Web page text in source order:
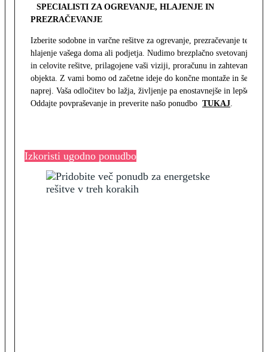
SPECIALISTI ZA OGREVANJE, HLAJENJE IN
PREZRAČEVANJE
Izberite sodobne in varčne rešitve za ogrevanje, prezračevanje ter
hlajenje vašega doma ali podjetja. Nudimo brezplačno svetovanje
in celovite rešitve, prilagojene vaši viziji, proračunu in zahtevam
objekta. Z vami bomo od začetne ideje do končne montaže in še
naprej. Vaša odločitev bo lažja, življenje pa enostavnejše in lepše.
Oddajte povpraševanje in preverite našo ponudbo TUKAJ.
Izkoristi ugodno ponudbo